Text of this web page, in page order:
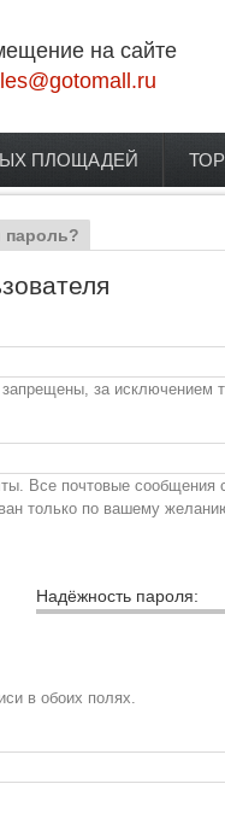
на сайте
ПЛОЩАДЕЙ
за исключением
Все почтовые сообщения
только по вашему
Надёжность пароля:
в обоих полях.